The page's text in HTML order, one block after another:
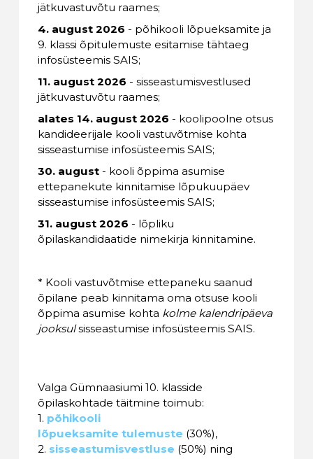
jätkuvastuvõtu raames;
4. august 2026 - põhikooli lõpueksamite ja
9. klassi õpitulemuste esitamise tähtaeg
infosüsteemis SAIS;
11. august 2026 - sisseastumisvestlused
jätkuvastuvõtu raames;
alates 14. august 2026 - koolipoolne otsus
kandideerijale kooli vastuvõtmise kohta
sisseastumise infosüsteemis SAIS;
30. august- kooli õppima asumise
ettepanekute kinnitamise lõpukuupäev
sisseastumise infosüsteemis SAIS;
31. august 2026 - lõpliku
õpilaskandidaatide nimekirja kinnitamine.
* Kooli vastuvõtmise ettepaneku saanud
õpilane peab kinnitama oma otsuse kooli
õppima asumise kohta kolme kalendripäeva
jooksulsisseastumise infosüsteemis SAIS.
Valga Gümnaasiumi 10. klasside
õpilaskohtade täitmine toimub:
1. põhikooli
lõpueksamite tulemuste (30%),
2. sisseastumisvestluse (50%) ning